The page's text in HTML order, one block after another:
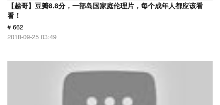
【越哥】豆瓣8.8分，一部岛国家庭伦理片，每个成年人都应该看
看！
# 662
2018-09-25 03:49